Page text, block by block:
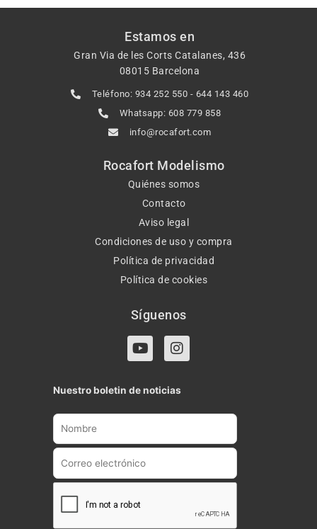
Estamos en
Gran Via de les Corts Catalanes, 436
08015 Barcelona
Teléfono: 934 252 550 - 644 143 460
Whatsapp: 608 779 858
info@rocafort.com
Rocafort Modelismo
Quiénes somos
Contacto
Aviso legal
Condiciones de uso y compra
Política de privacidad
Política de cookies
Síguenos
Y
o
t
u
b
I
n
t
a
g
a
Nuestro boletin de noticias